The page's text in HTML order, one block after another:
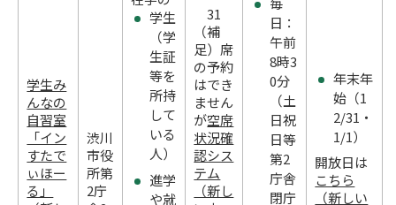
学生み
んなの
自習室
「イン
すたで
ぃほー
る」
渋川
市役
所第
2庁
学生
（学
生証
等を
所持
して
いる
人）
進学
や就
31
（補
足）席
の予約
はでき
ません
が空席
状況確
認シス
テム
（新し
日：
午前
8時3
0分
（土
日祝
日等
第2
庁舎
閉庁
年末年
始（1
2/31・
1/1）
開放日は
こちら
（新しい